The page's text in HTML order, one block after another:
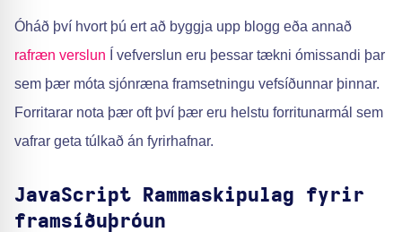
Óháð því hvort þú ert að byggja upp blogg eða annað
rafræn verslun Í vefverslun eru þessar tækni ómissandi þar
sem þær móta sjónræna framsetningu vefsíðunnar þinnar.
Forritarar nota þær oft því þær eru helstu forritunarmál sem
vafrar geta túlkað án fyrirhafnar.
JavaScript Rammaskipulag fyrir
framsíðuþróun